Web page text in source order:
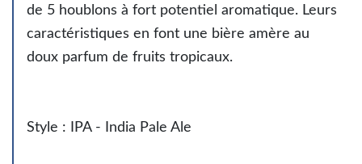
de 5 houblons à fort potentiel aromatique. Leurs
caractéristiques en font une bière amère au
doux parfum de fruits tropicaux.
Style : IPA - India Pale Ale